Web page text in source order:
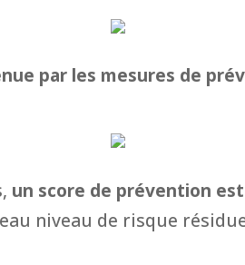
par les mesures de
un score de prévention
niveau de risque